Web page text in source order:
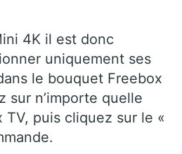
4K il est donc
uniquement ses
le bouquet Freebox
sur n’importe quelle
TV, puis cliquez sur le «